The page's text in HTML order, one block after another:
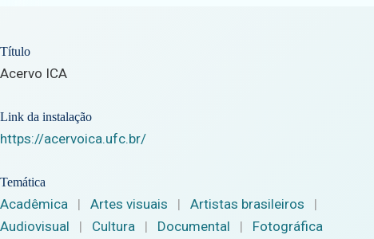
Título
Acervo ICA
Link da instalação
https://acervoica.ufc.br/
Temática
Acadêmica | Artes visuais | Artistas brasileiros
|
Audiovisual
| Cultura | Documental |
Fotográfica